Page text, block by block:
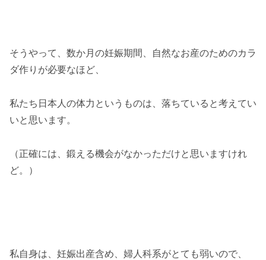
そうやって、数か月の妊娠期間、自然なお産のためのカラ
ダ作りが必要なほど、
私たち日本人の体力というものは、落ちていると考えてい
いと思います。
（正確には、鍛える機会がなかっただけと思いますけれ
ど。）
私自身は、妊娠出産含め、婦人科系がとても弱いので、